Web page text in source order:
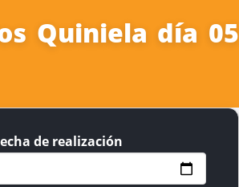
Quiniela día 05
de realización